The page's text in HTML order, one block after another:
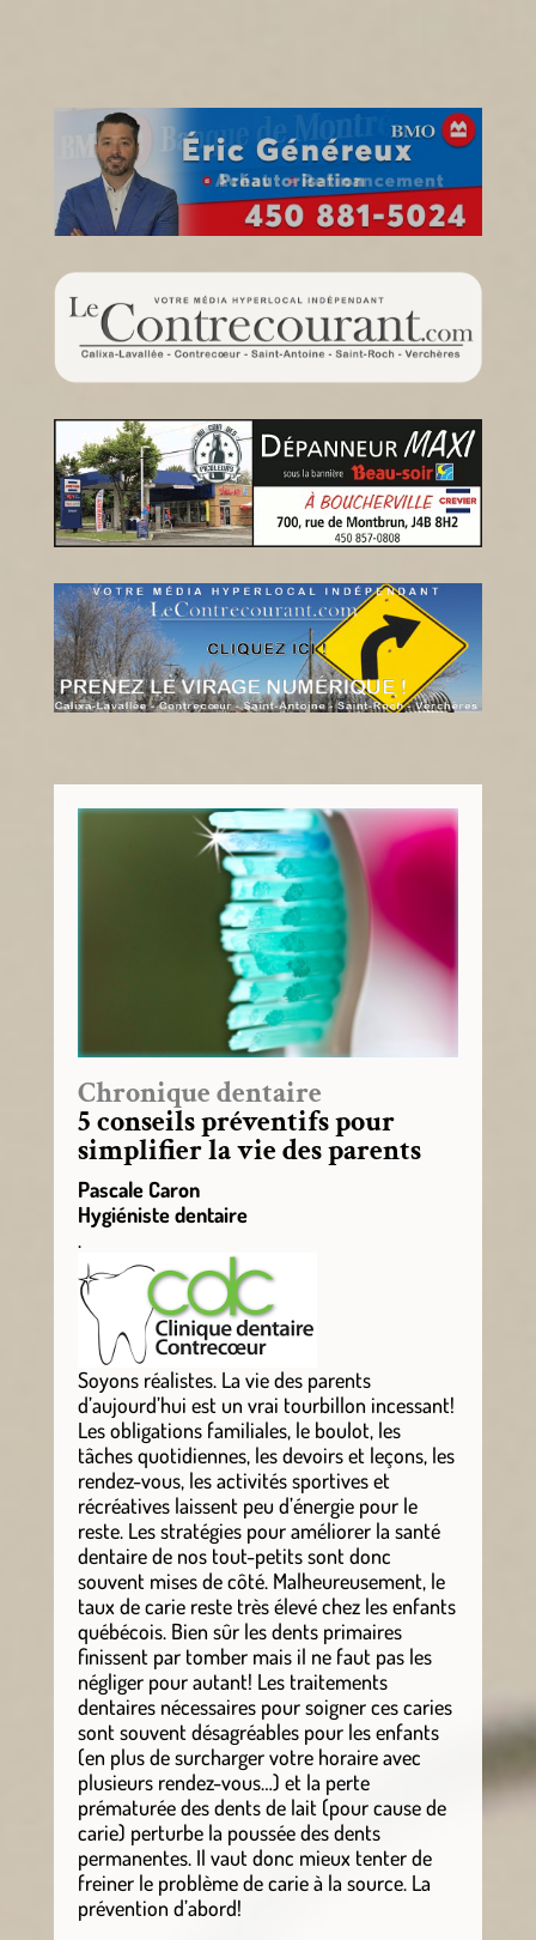
Chronique dentaire
5 conseils préventifs pour
simplifier la vie des parents
Pascale Caron
Hygiéniste dentaire
.
Soyons réalistes. La vie des parents
d’aujourd’hui est un vrai tourbillon incessant!
Les obligations familiales, le boulot, les
tâches quotidiennes, les devoirs et leçons, les
rendez-vous, les activités sportives et
récréatives laissent peu d’énergie pour le
reste. Les stratégies pour améliorer la santé
dentaire de nos tout-petits sont donc
souvent mises de côté. Malheureusement, le
taux de carie reste très élevé chez les enfants
québécois. Bien sûr les dents primaires
finissent par tomber mais il ne faut pas les
négliger pour autant! Les traitements
dentaires nécessaires pour soigner ces caries
sont souvent désagréables pour les enfants
(en plus de surcharger votre horaire avec
plusieurs rendez-vous…) et la perte
prématurée des dents de lait (pour cause de
carie) perturbe la poussée des dents
permanentes. Il vaut donc mieux tenter de
freiner le problème de carie à la source. La
prévention d’abord!